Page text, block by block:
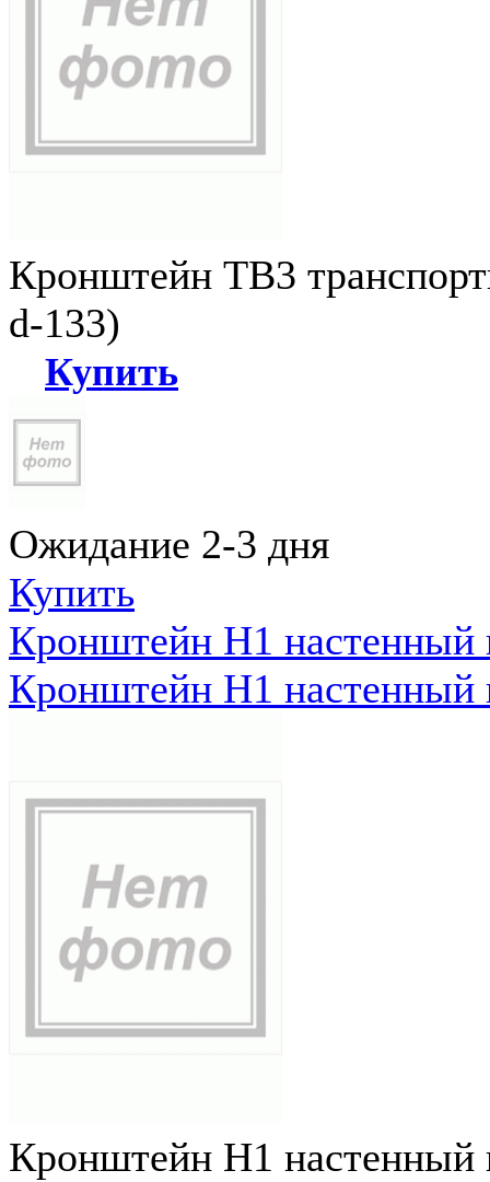
Кронштейн ТВ3
d-133)
Купить
Ожидание 2-3 дня
Купить
Кронштейн Н1
Кронштейн Н1
Кронштейн Н1